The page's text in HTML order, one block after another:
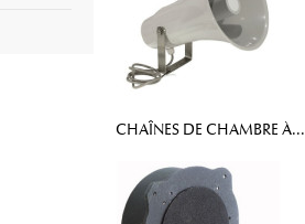
CHAÎNES DE CHAMBRE À...